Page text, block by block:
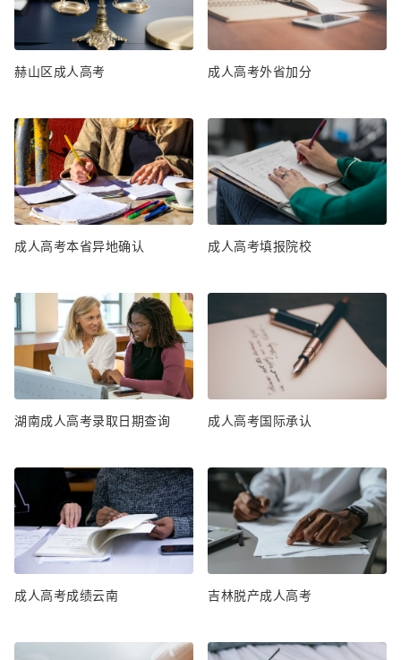
赫山区成人高考 成人高考外省加分
成人高考本省异地确认 成人高考填报院校
湖南成人高考录取日期查询 成人高考国际承认
成人高考成绩云南 吉林脱产成人高考